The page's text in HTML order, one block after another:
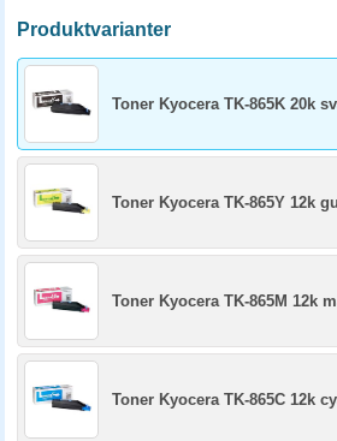
Produktvarianter
Toner Kyocera TK-865K 20k
Toner Kyocera TK-865Y 12k gul
Toner Kyocera TK-865M 12k
Toner Kyocera TK-865C 12k